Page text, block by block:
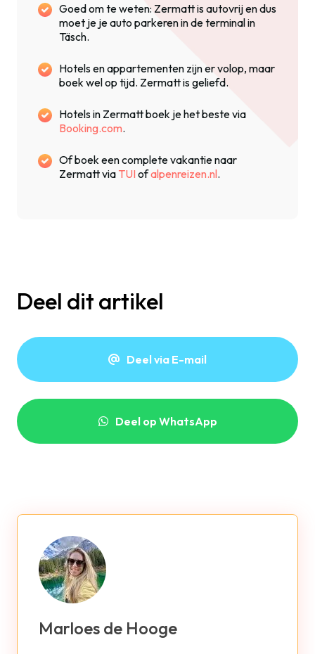
Goed om te weten: Zermatt is autovrij en dus
moet je je auto parkeren in de terminal in
Täsch.
Hotels en appartementen zijn er volop, maar
boek wel op tijd. Zermatt is geliefd.
Hotels in Zermatt boek je het beste via
Booking.com.
Of boek een complete vakantie naar
Zermatt via TUIofalpenreizen.nl.
Deel dit artikel
Deel via E-mail
Deel op WhatsApp
Marloes de Hooge